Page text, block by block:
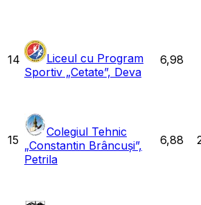
14
Liceul cu Program
Sportiv „Cetate”, Deva
6,98
15
Colegiul Tehnic
„Constantin Brâncuși”,
Petrila
6,88